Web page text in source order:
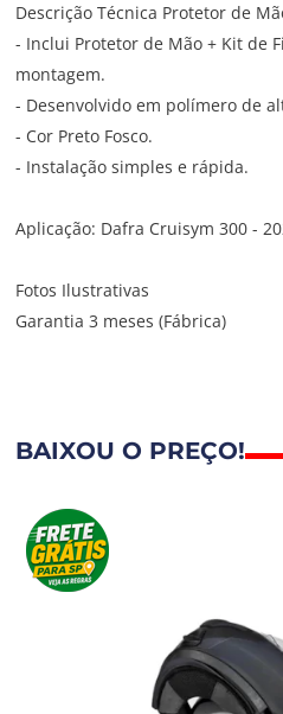
Descrição Técnica Protetor de
- Inclui Protetor de Mão + Kit de
montagem.
- Desenvolvido em polímero de
- Cor Preto Fosco.
- Instalação simples e rápida.
Aplicação: Dafra Cruisym 300 -
Fotos Ilustrativas
Garantia 3 meses (Fábrica)
BAIXOU O PREÇO!